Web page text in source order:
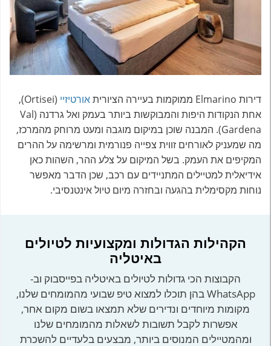
דירות Elmarino ממוקמות בעיירה הציורית אורטיזיי
(Ortisei),
אחת הנקודות היפות והמבוקשות ביותר בעמק ואל גרדנה (Val
Gardena). המבנה שוכן במיקום מוגבה ומעט מרוחק מהמרכז,
מה שמעניק לאורחים זווית צפייה פנורמית ומרשימה על ההרים
המקיפים את העמק. בשל המיקום על צלע ההר, השהות כאן
אידיאלית למטיילים המתניידים עם רכב, שכן הדבר מאפשר
נוחות מקסימלית בהגעה ובחזרה מיום טיול אינטנסיבי.
הקהילות הגדולות ומקצועיות לטיולים
באיטליה
הקבוצות הכי גדולות לטיולים באיטליה בפייסבוק וב-
WhatsApp בהן תוכלו למצוא טיפ שבועי מהמומחים שלנו,
מקומות מיוחדים ונדירים שלא תמצאו בשום מקום אחר,
אפשרות לקבל תשובות לשאלות מהמומחים שלנו
ומהמטיילים המנוסים ביותר, מבצעים בלעדיים להשכרת